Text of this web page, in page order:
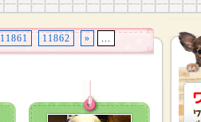
11861 11862 »
...